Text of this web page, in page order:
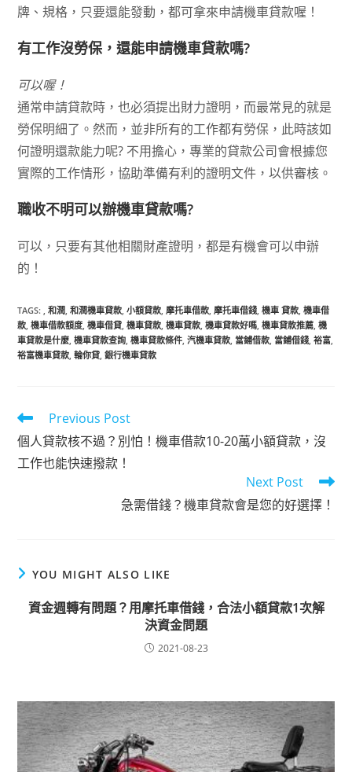
牌、規格，只要還能發動，都可拿來申請機車貸款喔！
有工作沒勞保，還能申請機車貸款嗎?
可以喔！
通常申請貸款時，也必須提出財力證明，而最常見的就是
勞保明細了。然而，並非所有的工作都有勞保，此時該如
何證明還款能力呢? 不用擔心，專業的貸款公司會根據您
實際的工作情形，協助準備有利的證明文件，以供審核。
職收不明可以辦機車貸款嗎?
可以，只要有其他相關財產證明，都是有機會可以申辦
的！
TAGS:, 和潤, 和潤機車貸款, 小額貸款, 摩托車借款, 摩托車借錢, 機車 貸款, 機車借
款, 機車借款額度, 機車借貸, 機車貸款, 機車貸款, 機車貸款好嗎, 機車貸款推薦, 機
車貸款是什麼, 機車貸款查詢, 機車貸款條件, 汽機車貸款, 當鋪借款, 當鋪借錢, 裕富,
裕富機車貸款, 輪你貸, 銀行機車貸款
Previous Post
個人貸款核不過？別怕！機車借款10-20萬小額貸款，沒
工作也能快速撥款！
Next Post
急需借錢？機車貸款會是您的好選擇！
YOU MIGHT ALSO LIKE
資金週轉有問題？用摩托車借錢，合法小額貸款1次解
決資金問題
2021-08-23